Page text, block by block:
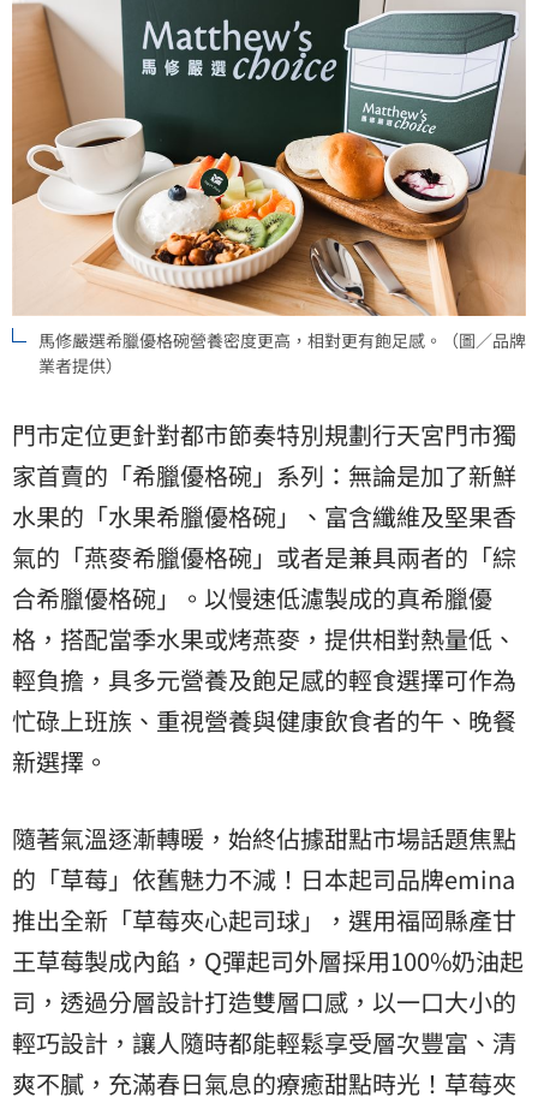
馬修嚴選希臘優格碗營養密度更高，相對更有飽足感。（圖／品牌
業者提供）
門市定位更針對都市節奏特別規劃行天宮門市獨
家首賣的「希臘優格碗」系列：無論是加了新鮮
水果的「水果希臘優格碗」、富含纖維及堅果香
氣的「燕麥希臘優格碗」或者是兼具兩者的「綜
合希臘優格碗」。以慢速低濾製成的真希臘優
格，搭配當季水果或烤燕麥，提供相對熱量低、
輕負擔，具多元營養及飽足感的輕食選擇可作為
忙碌上班族、重視營養與健康飲食者的午、晚餐
新選擇。
隨著氣溫逐漸轉暖，始終佔據甜點市場話題焦點
的「草莓」依舊魅力不減！日本起司品牌emina
推出全新「草莓夾心起司球」，選用福岡縣產甘
王草莓製成內餡，Q彈起司外層採用100%奶油起
司，透過分層設計打造雙層口感，以一口大小的
輕巧設計，讓人隨時都能輕鬆享受層次豐富、清
爽不膩，充滿春日氣息的療癒甜點時光！草莓夾